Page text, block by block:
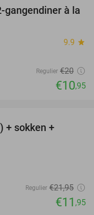
45%
gangendiner à la
9.9 star
Regulier €20
€10,95
+ sokken +
Regulier €21,95
€11 ,95